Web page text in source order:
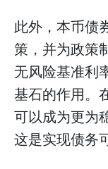
此外，本币债
策，并为政策
无风险基准利
基石的作用。
可以成为更为
这是实现债务